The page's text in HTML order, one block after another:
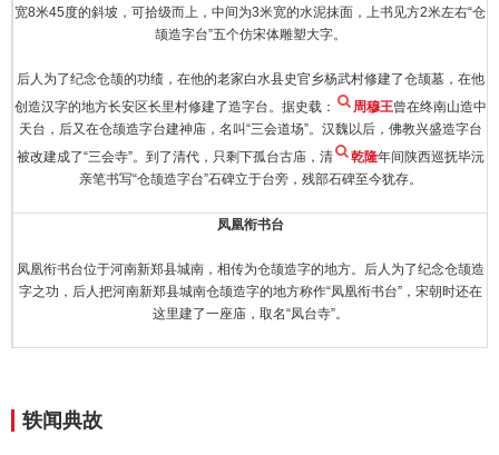
宽8米45度的斜坡，可拾级而上，中间为3米宽的水泥抹面，上书见方2米左右“仓
颉造字台”五个仿宋体雕塑大字。
后人为了纪念仓颉的功绩，在他的老家白水县史官乡杨武村修建了仓颉墓，在他
创造汉字的地方长安区长里村修建了造字台。据史载：
周穆王曾在终南山造中
天台，后又在仓颉造字台建神庙，名叫“三会道场”。汉魏以后，佛教兴盛造字台
被改建成了“三会寺”。到了清代，只剩下孤台古庙，清
乾隆年间陕西巡抚毕沅
亲笔书写“仓颉造字台”石碑立于台旁，残部石碑至今犹存。
凤凰衔书台
凤凰衔书台位于河南新郑县城南，相传为仓颉造字的地方。后人为了纪念仓颉造
字之功，后人把河南新郑县城南仓颉造字的地方称作“凤凰衔书台”，宋朝时还在
这里建了一座庙，取名“凤台寺”。
轶闻典故